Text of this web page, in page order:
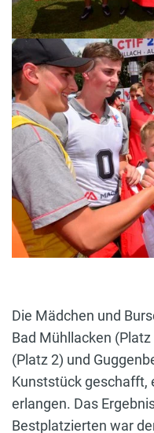
Die Mädchen und
Bad Mühllacken
(Platz 2) und
Kunststück geschafft,
erlangen. Das
Bestplatzierten war